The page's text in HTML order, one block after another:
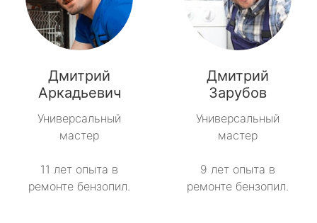
Дмитрий
Аркадьевич
Универсальный
мастер
11 лет опыта в
ремонте бензопил.
Дмитрий
Зарубов
Универсальный
мастер
9 лет опыта в
ремонте бензопил.